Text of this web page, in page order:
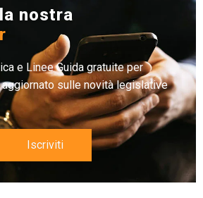
nostra
e Linee Guida gratuite per
sulle novità legislative
Iscriviti